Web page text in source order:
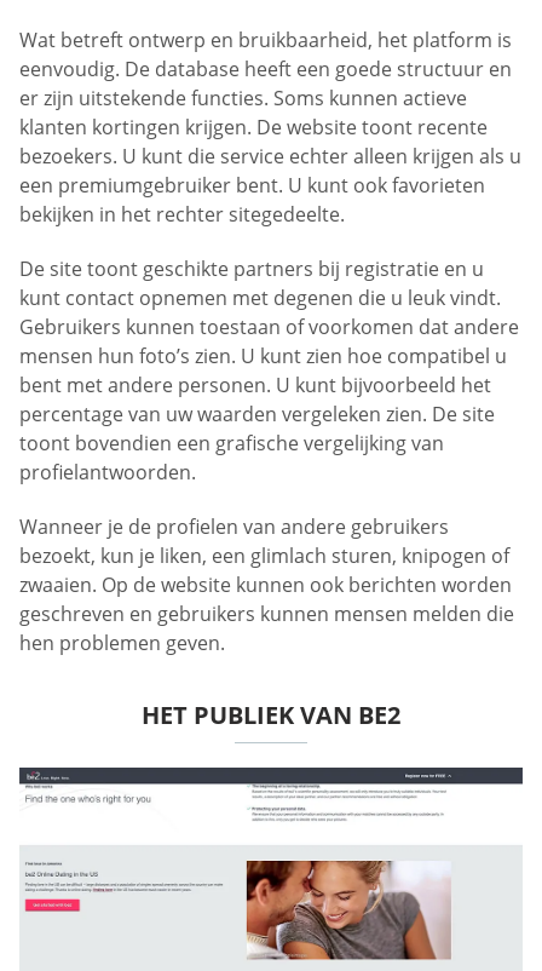
Wat betreft ontwerp en bruikbaarheid, het platform is
eenvoudig. De database heeft een goede structuur en
er zijn uitstekende functies. Soms kunnen actieve
klanten kortingen krijgen. De website toont recente
bezoekers. U kunt die service echter alleen krijgen als u
een premiumgebruiker bent. U kunt ook favorieten
bekijken in het rechter sitegedeelte.
De site toont geschikte partners bij registratie en u
kunt contact opnemen met degenen die u leuk vindt.
Gebruikers kunnen toestaan of voorkomen dat andere
mensen hun foto’s zien. U kunt zien hoe compatibel u
bent met andere personen. U kunt bijvoorbeeld het
percentage van uw waarden vergeleken zien. De site
toont bovendien een grafische vergelijking van
profielantwoorden.
Wanneer je de profielen van andere gebruikers
bezoekt, kun je liken, een glimlach sturen, knipogen of
zwaaien. Op de website kunnen ook berichten worden
geschreven en gebruikers kunnen mensen melden die
hen problemen geven.
HET PUBLIEK VAN BE2